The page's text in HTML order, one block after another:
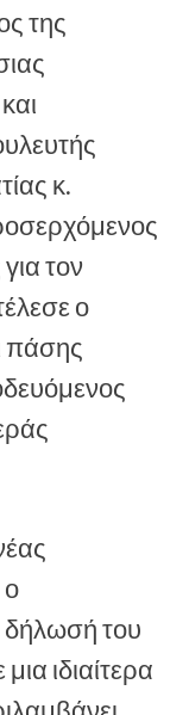
της
κ.
τον
ο
πάσης
ο
δήλωσή του
ιδιαίτερα